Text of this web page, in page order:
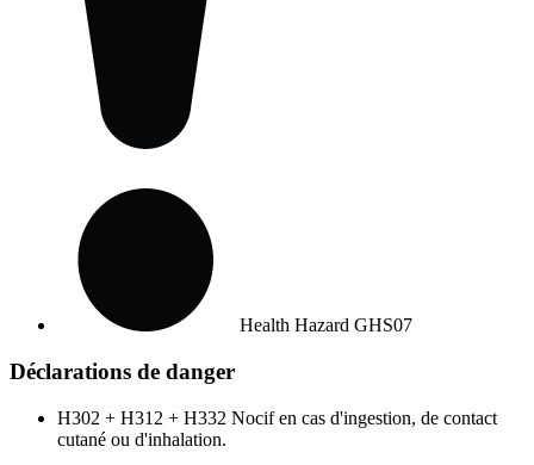
Health Hazard GHS07
Déclarations de danger
H302 + H312 + H332 Nocif en cas d'ingestion, de contact
cutané ou d'inhalation.